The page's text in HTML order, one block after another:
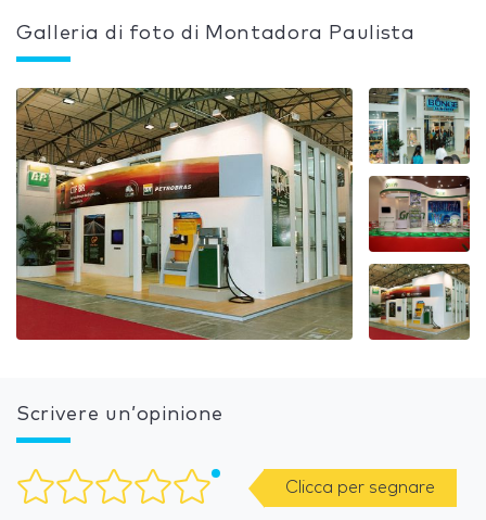
Galleria di foto di Montadora Paulista
Scrivere un’opinione
Clicca per segnare